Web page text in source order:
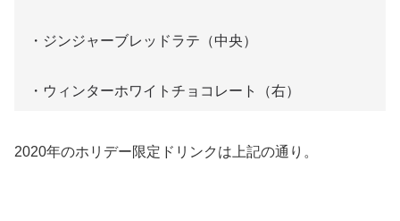
・ジンジャーブレッドラテ（中央）
・ウィンターホワイトチョコレート（右）
2020年のホリデー限定ドリンクは上記の通り。